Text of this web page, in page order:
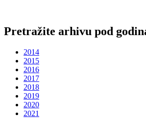
Pretražite arhivu pod
2014
2015
2016
2017
2018
2019
2020
2021